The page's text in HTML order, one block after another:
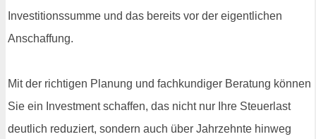
Investitionssumme und das bereits vor der eigentlichen
Anschaffung.
Mit der richtigen Planung und fachkundiger Beratung können
Sie ein Investment schaffen, das nicht nur Ihre Steuerlast
deutlich reduziert, sondern auch über Jahrzehnte hinweg